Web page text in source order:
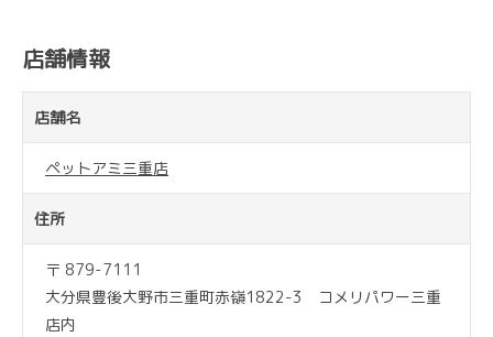
店舗情報
店舗名
ペットアミ三重店
住所
〒 879-7111
大分県豊後大野市三重町赤嶺1822-3 コメリパワー三重
店内